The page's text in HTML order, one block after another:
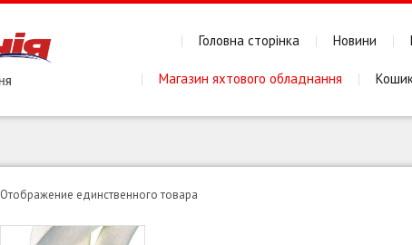
Головна сторінка Новини
Магазин яхтового обладнання
Отображение единственного товара